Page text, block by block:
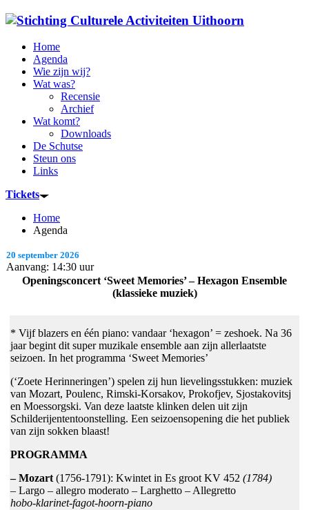
Home
Agenda
Wie zijn wij?
Wat was?
Recensie
Archief
Wat komt?
Downloads
De Schutse
Steun ons
Links
Tickets
Home
Agenda
20 september 2026
Aanvang: 14:30 uur
Openingsconcert ‘Sweet Memories’ – Hexagon Ensemble
(klassieke muziek)
* Vijf blazers en één piano: vandaar ‘hexagon’ = zeshoek. Na 36
jaar begint dit super muzikale ensemble aan zijn allerlaatste
seizoen. In het programma ‘Sweet Memories’
(‘Zoete Herinneringen’) spelen zij hun lievelingsstukken: muziek
van Mozart, Poulenc, Rimski-Korsakov, Prokofjev, Sjostakovitsj
en Moessorgski. Van deze laatste klinken delen uit zijn
Schilderijententoonstelling. Een seizoensopening die het publiek
van zijn sokken blaast!
PROGRAMMA
– Mozart(1756-1791): Kwintet in Es groot KV 452 (1784)
– Largo – allegro moderato – Larghetto – Allegretto
hobo-klarinet-fagot-hoorn-piano